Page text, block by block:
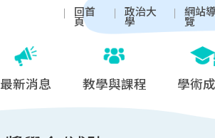
回首
頁
政治大
學
網站
覽
最新消息 教學與課程 學術